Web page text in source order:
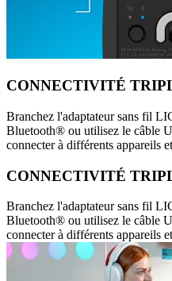
CONNECTIVITÉ
Branchez l'adaptateur sans fil
Bluetooth® ou utilisez le câble
connecter à différents appareils
CONNECTIVITÉ
Branchez l'adaptateur sans fil
Bluetooth® ou utilisez le câble
connecter à différents appareils